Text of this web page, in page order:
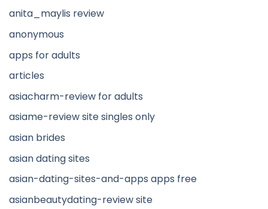
anita_maylis review
anonymous
apps for adults
articles
asiacharm-review for adults
asiame-review site singles only
asian brides
asian dating sites
asian-dating-sites-and-apps apps free
asianbeautydating-review site